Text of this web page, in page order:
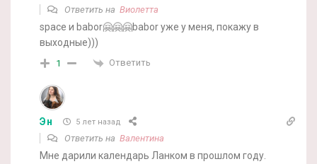
Ответить на Виолетта
space и babor🤗🤗🤗babor уже у меня, покажу в
выходные)))
1 Ответить
Эн 5 лет назад
Ответить на Валентина
Мне дарили календарь Ланком в прошлом году.